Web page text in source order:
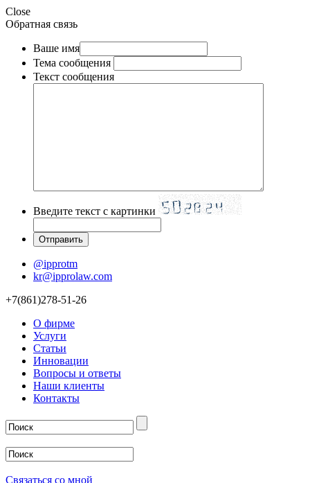
Close
Обратная связь
Ваше имя
Тема сообщения
Текст сообщения
Введите текст с картинки
@ipprotm
kr@ipprolaw.com
+7(861)278-51-26
О фирме
Услуги
Статьи
Инновации
Вопросы и ответы
Наши клиенты
Контакты
Связаться со мной